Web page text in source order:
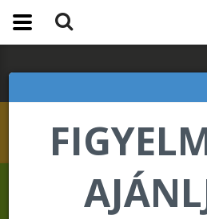
Szabó Regina üdvözli
internetes